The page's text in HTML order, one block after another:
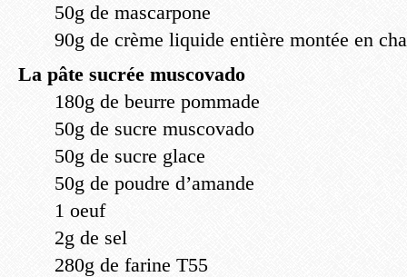
50g de mascarpone
90g de crème liquide entière montée en
La pâte sucrée muscovado
180g de beurre pommade
50g de sucre muscovado
50g de sucre glace
50g de poudre d’amande
1 oeuf
2g de sel
280g de farine T55